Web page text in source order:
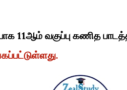
11ஆம் வகுப்பு கணித